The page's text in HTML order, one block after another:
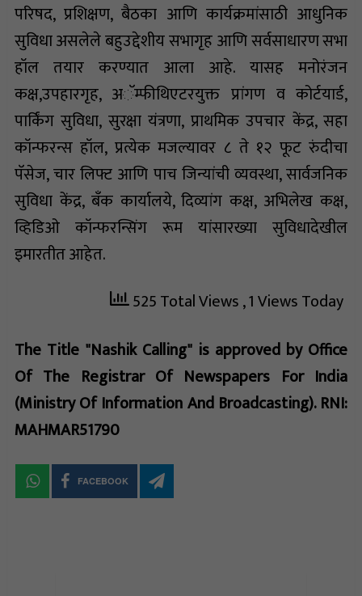
परिषद, प्रशिक्षण, बैठका आणि कार्यक्रमांसाठी आधुनिक
सुविधा असलेले बहुउद्देशीय सभागृह आणि सर्वसाधारण सभा
हॉल तयार करण्यात आला आहे. यासह मनोरंजन
कक्ष,उपहारगृह, अॅम्फीथिएटरयुक्त प्रांगण व कोर्टयार्ड,
पार्किंग सुविधा, सुरक्षा यंत्रणा, प्राथमिक उपचार केंद्र, सहा
कॉन्फरन्स हॉल, प्रत्येक मजल्यावर ८ ते १२ फूट रुंदीचा
पॅसेज, चार लिफ्ट आणि पाच जिन्यांची व्यवस्था, सार्वजनिक
सुविधा केंद्र, बँक कार्यालये, दिव्यांग कक्ष, अभिलेख कक्ष,
व्हिडिओ कॉन्फरन्सिंग रूम यांसारख्या सुविधादेखील
इमारतीत आहेत.
525 Total Views, 1 Views Today
The Title "Nashik Calling" is approved by Office
Of The Registrar Of Newspapers For India
(Ministry Of Information And Broadcasting). RNI:
MAHMAR51790
FACEBOOK